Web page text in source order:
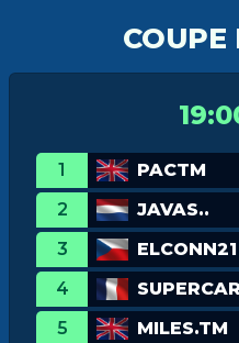
COUPE
1
PACTM
2
JAVAS..
3
ELCONN21
4
5
MILES.TM